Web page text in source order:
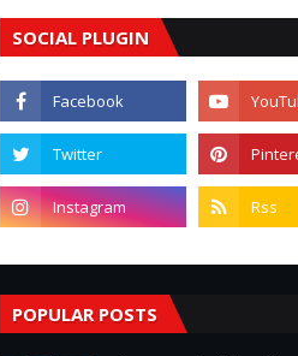
SOCIAL PLUGIN
POPULAR POSTS